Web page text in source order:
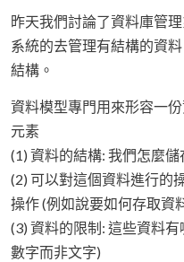
昨天我們討論了資料庫管
系統的去管理有結構的資
結構。
資料模型專門用來形容一
元素
(1) 資料的結構: 我們怎麼
(2) 可以對這個資料進行的
操作 (例如說要如何存取資
(3) 資料的限制: 這些資料
數字而非文字)